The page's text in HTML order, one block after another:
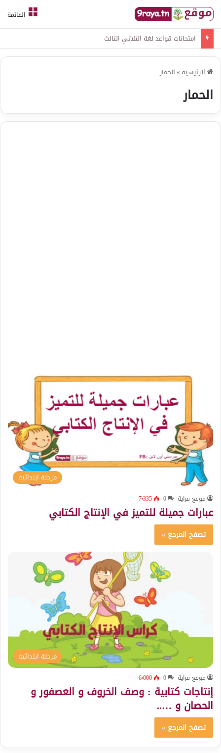
القائمة
امتحانات قواعد لغة الثلاثي الثالث
الرئيسية »الحمار
الحمار
مرحلة ابتدائية
موقع قراية 0 7٬335
عبارات جميلة للتميز في الإنتاج الكتابي
تصفح المرجع »
مرحلة ابتدائية
موقع قراية 0 6٬000
إنتاجات كتابية : وصف الخروف و العصفور و
الحصان و …..
تصفح المرجع »